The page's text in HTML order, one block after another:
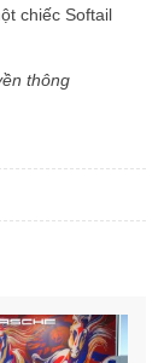
chiếc Softail
thông